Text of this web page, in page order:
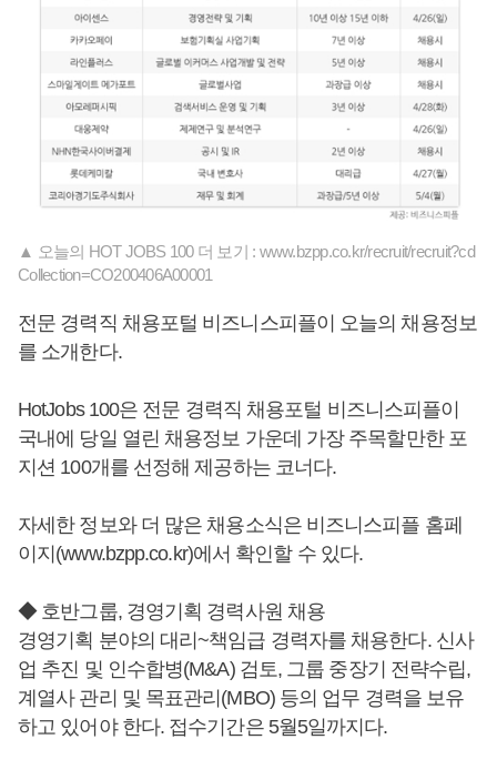
▲ 오늘의 HOT JOBS 100 더 보기 : www.bzpp.co.kr/recruit/recruit?cd
Collection=CO200406A00001
전문 경력직 채용포털 비즈니스피플이 오늘의 채용정보
를 소개한다.
HotJobs 100은 전문 경력직 채용포털 비즈니스피플이
국내에 당일 열린 채용정보 가운데 가장 주목할만한 포
지션 100개를 선정해 제공하는 코너다.
자세한 정보와 더 많은 채용소식은 비즈니스피플 홈페
이지(www.bzpp.co.kr)에서 확인할 수 있다.
◆ 호반그룹, 경영기획 경력사원 채용
경영기획 분야의 대리~책임급 경력자를 채용한다. 신사
업 추진 및 인수합병(M&A) 검토, 그룹 중장기 전략수립,
계열사 관리 및 목표관리(MBO) 등의 업무 경력을 보유
하고 있어야 한다. 접수기간은 5월5일까지다.